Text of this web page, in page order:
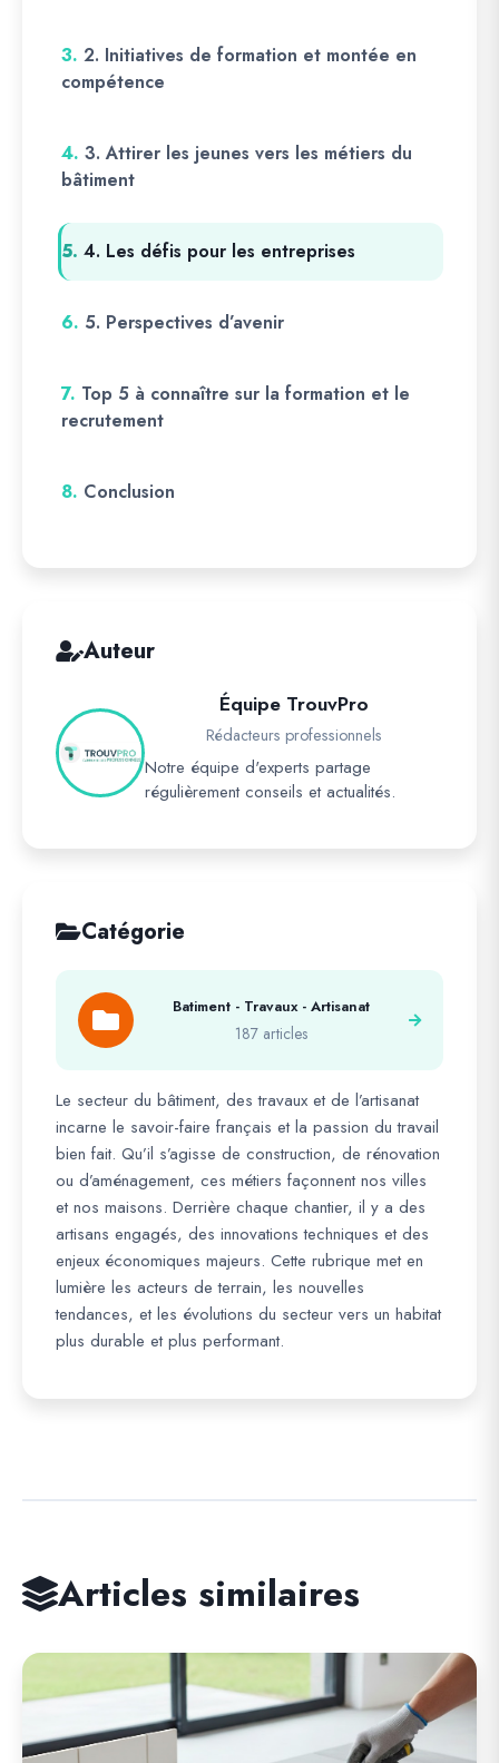
3. 2. Initiatives de formation et montée en
compétence
4. 3. Attirer les jeunes vers les métiers du
bâtiment
5. 4. Les défis pour les entreprises
6. 5. Perspectives d’avenir
7. Top 5 à connaître sur la formation et le
recrutement
8. Conclusion
Auteur
Équipe TrouvPro
Rédacteurs professionnels
Notre équipe d'experts partage
régulièrement conseils et actualités.
Catégorie
Batiment - Travaux - Artisanat
187 articles
Le secteur du bâtiment, des travaux et de l’artisanat
incarne le savoir-faire français et la passion du travail
bien fait. Qu’il s’agisse de construction, de rénovation
ou d’aménagement, ces métiers façonnent nos villes
et nos maisons. Derrière chaque chantier, il y a des
artisans engagés, des innovations techniques et des
enjeux économiques majeurs. Cette rubrique met en
lumière les acteurs de terrain, les nouvelles
tendances, et les évolutions du secteur vers un habitat
plus durable et plus performant.
Articles similaires